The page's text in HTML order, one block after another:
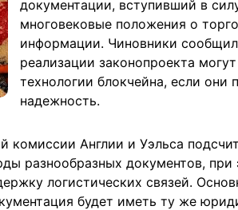
документации, вступивший в
многовековые положения о
информации. Чиновники
реализации законопроекта
технологии блокчейна, если они
надежность.
Англии и Уэльса
разнообразных документов, при
логистических связей.
будет иметь ту же